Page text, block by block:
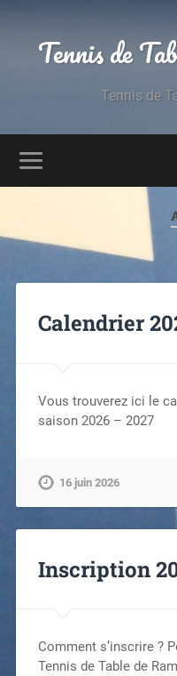
Tennis de
Tennis de
Calendrier
Vous trouverez ici le
saison 2026 – 2027
16 juin 2026
Inscription
Comment s’inscrire ?
Tennis de Table de